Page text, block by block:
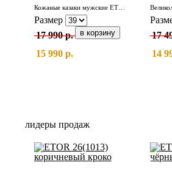
Кожаные казаки мужские ETOR 26-007/белый мэтт
Размер
17 990 р.
15 990 р.
17
14
лидеры продаж